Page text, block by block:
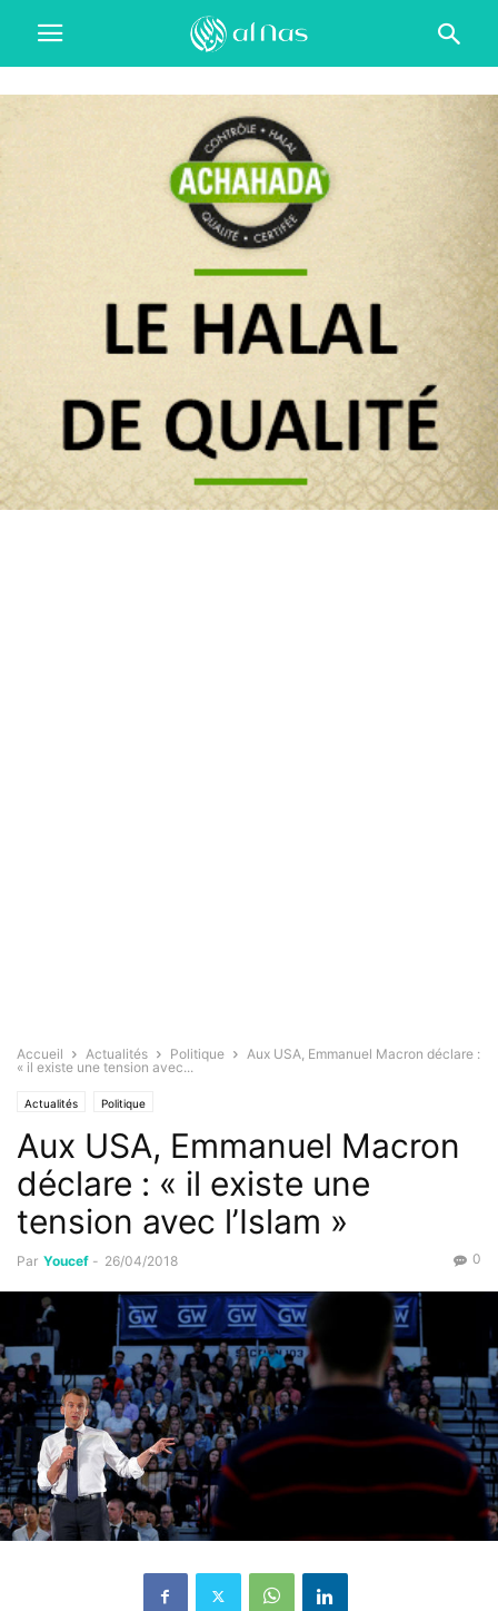
Accueil Actualités Politique
Aux USA, Emmanuel Macron déclare :
« il existe une tension avec...
Actualités Politique
Aux USA, Emmanuel Macron
déclare : « il existe une
tension avec l’Islam »
Par Youcef - 26/04/2018 0